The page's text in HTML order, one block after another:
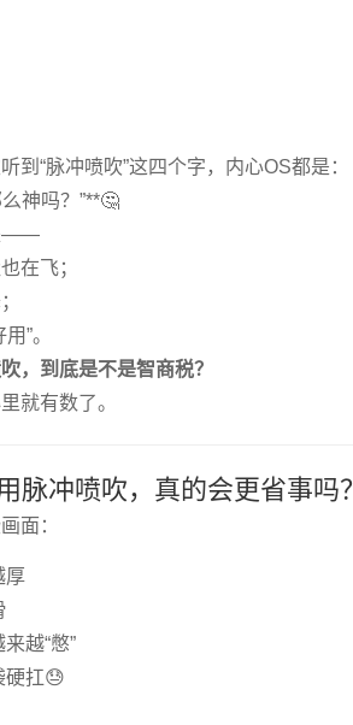
到“脉冲喷吹”这四个字，内心OS都是：
神吗？”**🤔
——
在飞；
”。
，到底是不是智商税？
就有数了。
脉冲喷吹，真的会更省事吗？
面：
厚
越“憋”
硬扛😓